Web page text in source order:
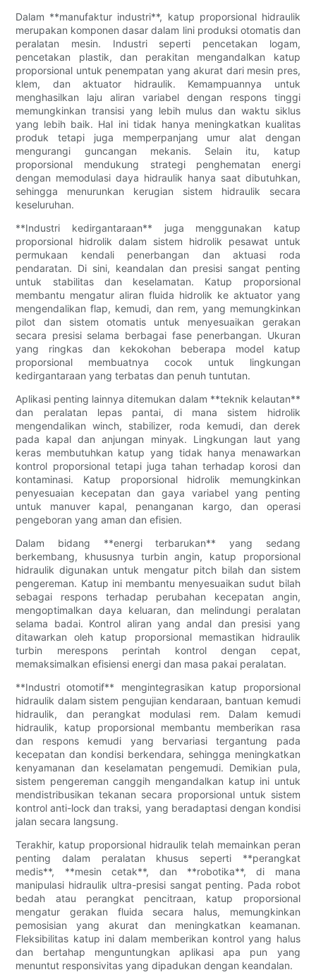
Dalam **manufaktur industri**, katup proporsional hidraulik
merupakan komponen dasar dalam lini produksi otomatis dan
peralatan mesin. Industri seperti pencetakan logam,
pencetakan plastik, dan perakitan mengandalkan katup
proporsional untuk penempatan yang akurat dari mesin pres,
klem, dan aktuator hidraulik. Kemampuannya untuk
menghasilkan laju aliran variabel dengan respons tinggi
memungkinkan transisi yang lebih mulus dan waktu siklus
yang lebih baik. Hal ini tidak hanya meningkatkan kualitas
produk tetapi juga memperpanjang umur alat dengan
mengurangi guncangan mekanis. Selain itu, katup
proporsional mendukung strategi penghematan energi
dengan memodulasi daya hidraulik hanya saat dibutuhkan,
sehingga menurunkan kerugian sistem hidraulik secara
keseluruhan.
**Industri kedirgantaraan** juga menggunakan katup
proporsional hidrolik dalam sistem hidrolik pesawat untuk
permukaan kendali penerbangan dan aktuasi roda
pendaratan. Di sini, keandalan dan presisi sangat penting
untuk stabilitas dan keselamatan. Katup proporsional
membantu mengatur aliran fluida hidrolik ke aktuator yang
mengendalikan flap, kemudi, dan rem, yang memungkinkan
pilot dan sistem otomatis untuk menyesuaikan gerakan
secara presisi selama berbagai fase penerbangan. Ukuran
yang ringkas dan kekokohan beberapa model katup
proporsional membuatnya cocok untuk lingkungan
kedirgantaraan yang terbatas dan penuh tuntutan.
Aplikasi penting lainnya ditemukan dalam **teknik kelautan**
dan peralatan lepas pantai, di mana sistem hidrolik
mengendalikan winch, stabilizer, roda kemudi, dan derek
pada kapal dan anjungan minyak. Lingkungan laut yang
keras membutuhkan katup yang tidak hanya menawarkan
kontrol proporsional tetapi juga tahan terhadap korosi dan
kontaminasi. Katup proporsional hidrolik memungkinkan
penyesuaian kecepatan dan gaya variabel yang penting
untuk manuver kapal, penanganan kargo, dan operasi
pengeboran yang aman dan efisien.
Dalam bidang **energi terbarukan** yang sedang
berkembang, khususnya turbin angin, katup proporsional
hidraulik digunakan untuk mengatur pitch bilah dan sistem
pengereman. Katup ini membantu menyesuaikan sudut bilah
sebagai respons terhadap perubahan kecepatan angin,
mengoptimalkan daya keluaran, dan melindungi peralatan
selama badai. Kontrol aliran yang andal dan presisi yang
ditawarkan oleh katup proporsional memastikan hidraulik
turbin merespons perintah kontrol dengan cepat,
memaksimalkan efisiensi energi dan masa pakai peralatan.
**Industri otomotif** mengintegrasikan katup proporsional
hidraulik dalam sistem pengujian kendaraan, bantuan kemudi
hidraulik, dan perangkat modulasi rem. Dalam kemudi
hidraulik, katup proporsional membantu memberikan rasa
dan respons kemudi yang bervariasi tergantung pada
kecepatan dan kondisi berkendara, sehingga meningkatkan
kenyamanan dan keselamatan pengemudi. Demikian pula,
sistem pengereman canggih mengandalkan katup ini untuk
mendistribusikan tekanan secara proporsional untuk sistem
kontrol anti-lock dan traksi, yang beradaptasi dengan kondisi
jalan secara langsung.
Terakhir, katup proporsional hidraulik telah memainkan peran
penting dalam peralatan khusus seperti **perangkat
medis**, **mesin cetak**, dan **robotika**, di mana
manipulasi hidraulik ultra-presisi sangat penting. Pada robot
bedah atau perangkat pencitraan, katup proporsional
mengatur gerakan fluida secara halus, memungkinkan
pemosisian yang akurat dan meningkatkan keamanan.
Fleksibilitas katup ini dalam memberikan kontrol yang halus
dan bertahap menguntungkan aplikasi apa pun yang
menuntut responsivitas yang dipadukan dengan keandalan.